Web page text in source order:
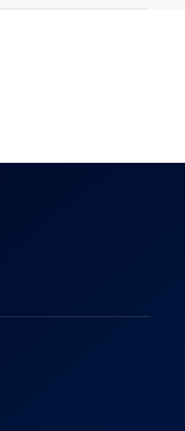
cylinder -